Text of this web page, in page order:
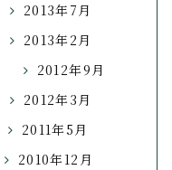
2013年7月
2013年2月
2012年9月
2012年3月
2011年5月
2010年12月